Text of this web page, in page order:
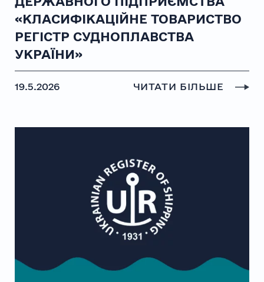
«КЛАСИФІКАЦІЙНЕ ТОВАРИСТВО
РЕГІСТР СУДНОПЛАВСТВА
УКРАЇНИ»
19.5.2026 ЧИТАТИ БІЛЬШЕ